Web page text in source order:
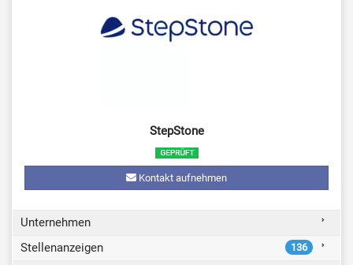
StepStone
Kontakt aufnehmen
Unternehmen
Stellenanzeigen
136